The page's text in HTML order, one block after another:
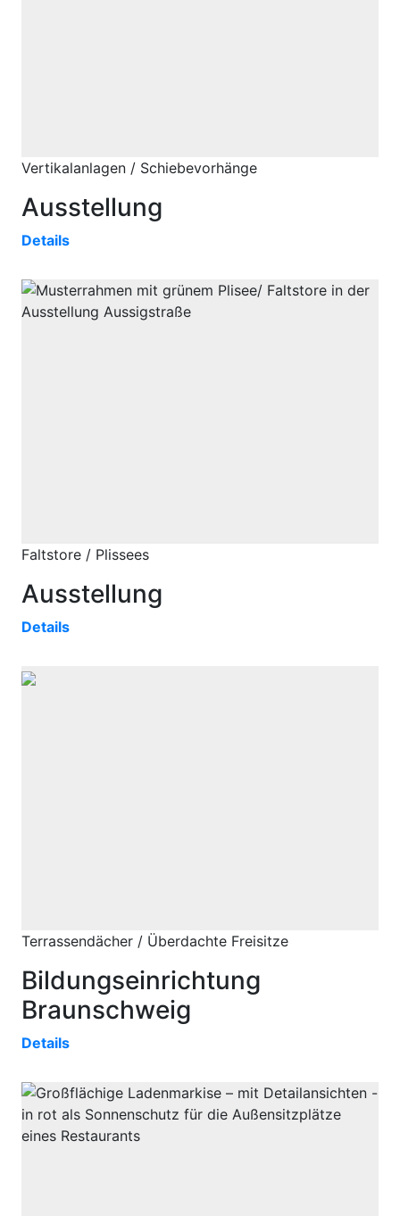
Vertikalanlagen / Schiebevorhänge
Ausstellung
Details
Faltstore / Plissees
Ausstellung
Details
Terrassendächer / Überdachte Freisitze
Bildungseinrichtung
Braunschweig
Details